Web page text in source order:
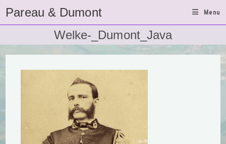
naar
inhoud
Pareau & Dumont Menu
Welke-_Dumont_Java